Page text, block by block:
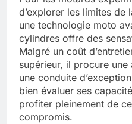
d’explorer les limites de
une technologie moto
cylindres offre des
Malgré un coût
supérieur, il procure
une conduite
bien évaluer ses
profiter pleinement de
compromis.